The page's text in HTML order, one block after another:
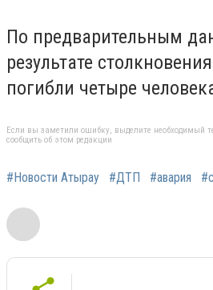
По предварительным
результате
погибли четыре
Если вы заметили ошибку, выделите необходимый
сообщить об этом редакции
#Новости Атырау #ДТП #авария